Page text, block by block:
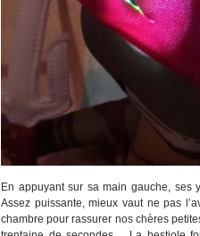
En appuyant sur sa main gauche, ses
Assez puissante, mieux vaut ne pas
chambre pour rassurer nos chères